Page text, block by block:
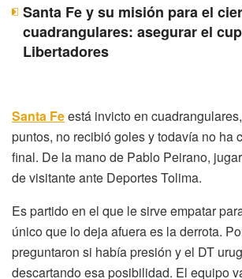
Santa Fe y su misión para el
cuadrangulares: asegurar el
Libertadores
Santa Feestá invicto en
puntos, no recibió goles y todavía no ha
final. De la mano de Pablo Peirano,
de visitante ante Deportes Tolima.
Es partido en el que le sirve empatar
único que lo deja afuera es la derrota.
preguntaron si había presión y el DT
descartando esa posibilidad. El equipo